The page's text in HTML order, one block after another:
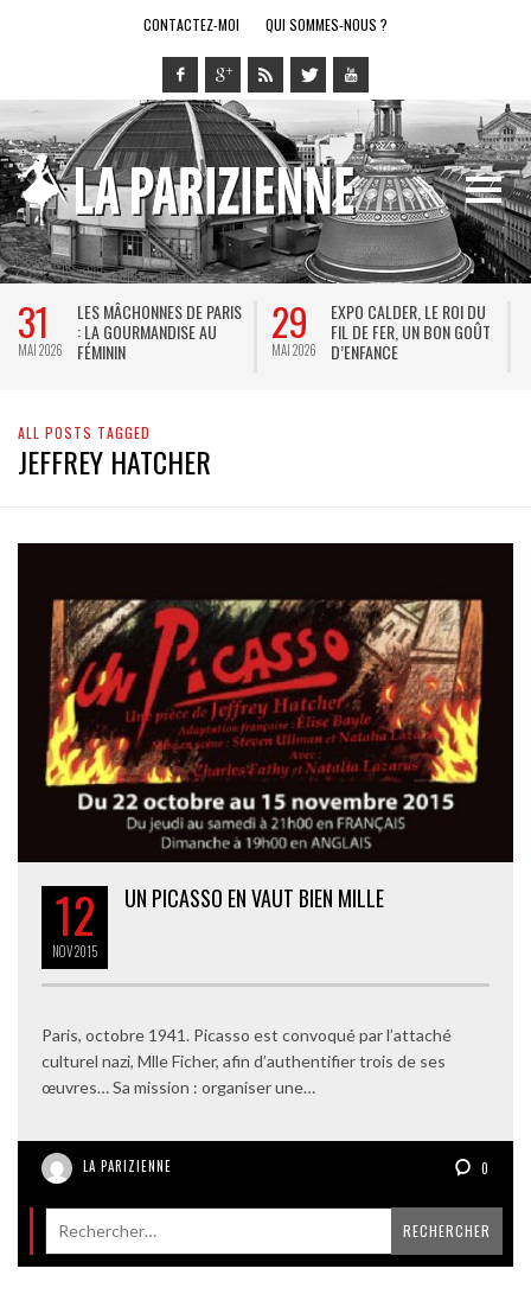
CONTACTEZ-MOI QUI SOMMES-NOUS ?
31
MAI 2026
LES MÂCHONNES DE PARIS
: LA GOURMANDISE AU
FÉMININ
29
MAI 2026
EXPO CALDER, LE ROI DU
FIL DE FER, UN BON GOÛT
D’ENFANCE
ALL POSTS TAGGED
JEFFREY HATCHER
12
NOV2015
UN PICASSO EN VAUT BIEN MILLE
Paris, octobre 1941. Picasso est convoqué par l’attaché
culturel nazi, Mlle Ficher, afin d’authentifier trois de ses
œuvres… Sa mission : organiser une…
LA PARIZIENNE 0